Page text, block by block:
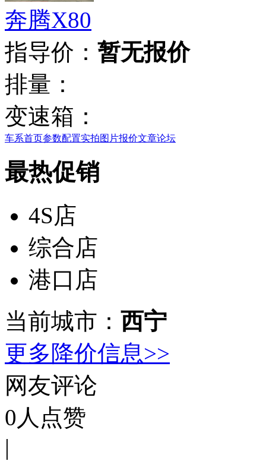
奔腾X80
指导价： 暂无报价
排量：
变速箱：
车系首页参数配置实拍图片报价文章论坛
最热促销
4S店
综合店
港口店
当前城市： 西宁
更多降价信息>>
网友评论
0 人点赞
|